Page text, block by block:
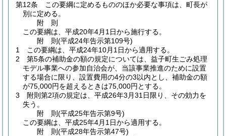
第12条
この要綱に定めるもののほか必要な事項は、町長が
別に定める。
附 則
この要綱は、平成20年4月1日から施行する。
附 則(平成24年告示第109号)
1
この要綱は、平成24年10月1日から適用する。
2
第5条の補助金の額の規定については、益子町生ごみ処理
モデル事業への参加自治会が、当該事業推進のために設置
する場合に限り、設置費用の4分の3以内とし、補助金の額
が75,000円を超えるときは75,000円とする。
3
附則第2項の規定は、平成26年3月31日限り、その効力を
失う。
附 則(平成25年告示第9号)
この要綱は、平成25年4月1日から適用する。
附 則(平成28年告示第47号)